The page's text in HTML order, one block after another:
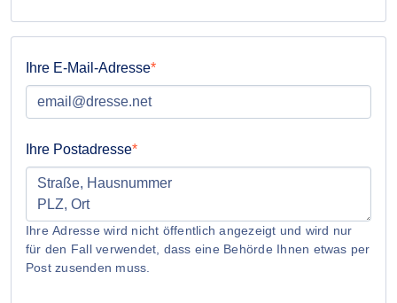
Ihre E-Mail-Adresse
Ihre Postadresse
Ihre Adresse wird nicht öffentlich angezeigt und wird nur
für den Fall verwendet, dass eine Behörde Ihnen etwas per
Post zusenden muss.